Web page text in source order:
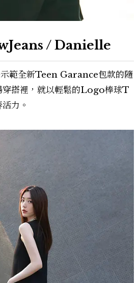
/ Danielle
範全新Teen Garance包款的隨
穿搭裡，就以輕鬆的Logo棒球T
力。